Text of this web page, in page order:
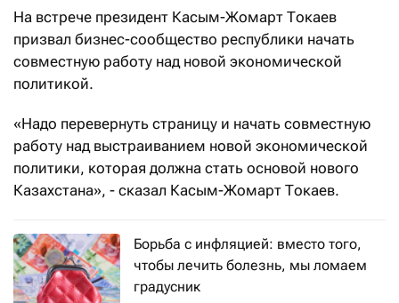
На встрече президент Касым-Жомарт Токаев
призвал бизнес-сообщество республики начать
совместную работу над новой экономической
политикой.
«Надо перевернуть страницу и начать совместную
работу над выстраиванием новой экономической
политики, которая должна стать основой нового
Казахстана», - сказал Касым-Жомарт Токаев.
Борьба с инфляцией: вместо того,
чтобы лечить болезнь, мы ломаем
градусник